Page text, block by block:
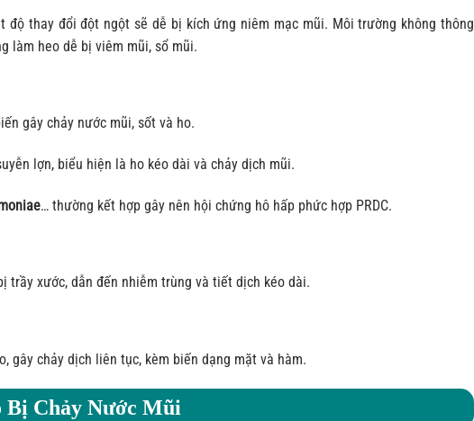
độ thay đổi đột ngột sẽ dễ bị kích ứng niêm mạc mũi. Môi trường không thông
làm heo dễ bị viêm mũi, sổ mũi.
gây chảy nước mũi, sốt và ho.
lợn, biểu hiện là ho kéo dài và chảy dịch mũi.
… thường kết hợp gây nên hội chứng hô hấp phức hợp PRDC.
trầy xước, dẫn đến nhiễm trùng và tiết dịch kéo dài.
gây chảy dịch liên tục, kèm biến dạng mặt và hàm.
Chảy Nước Mũi